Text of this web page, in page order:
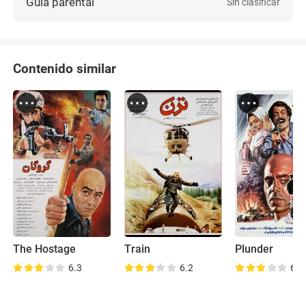
Contenido similar
The Hostage
6.3
Train
6.2
Plunder
6.1